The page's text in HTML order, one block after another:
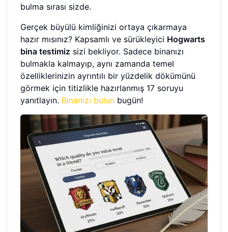
bulma sırası sizde.
Gerçek büyülü kimliğinizi ortaya çıkarmaya
hazır mısınız? Kapsamlı ve sürükleyici Hogwarts
bina testimiz sizi bekliyor. Sadece binanızı
bulmakla kalmayıp, aynı zamanda temel
özelliklerinizin ayrıntılı bir yüzdelik dökümünü
görmek için titizlikle hazırlanmış 17 soruyu
yanıtlayın. Binanızı bulun bugün!